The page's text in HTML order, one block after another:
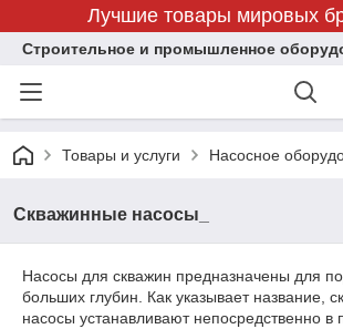
Лучшие товары мировых
Строительное и промышленное
Товары и услуги Насосное
Скважинные насосы_
Насосы для скважин предназначены для
больших глубин. Как указывает название,
насосы устанавливают непосредственно в